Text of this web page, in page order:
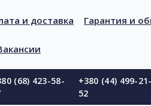
и доставка Гарантия и
(68) 423-58-
+380 (44) 499-21-
52